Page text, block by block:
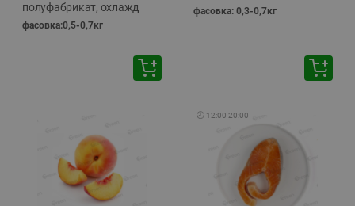
полуфабрикат, охлажд
фасовка:0,5-0,7кг
фасовка: 0,3-0,7кг
🕘 12:00-20:00